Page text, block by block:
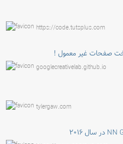
https://code.tutsplus.com
googlecreativelab.github.io
tylergaw.com